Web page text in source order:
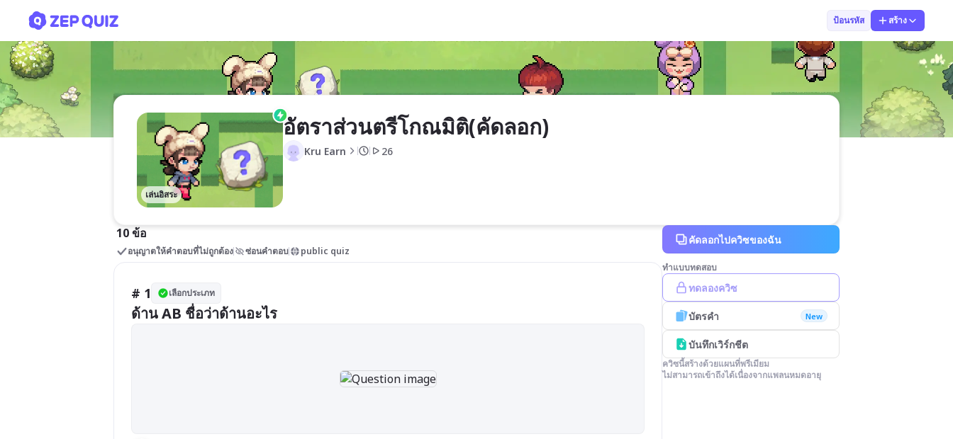
ป้อนรหัส สร้าง
เล่นอิสระ
อัตราส่วนตรีโกณมิติ(คัดลอก)
Kru Earn 26
10 ข้อ
อนุญาตให้คำตอบที่ไม่ถูกต้อง ซ่อนคำตอบ public quiz
# 1 เลือกประเภท
ด้าน AB ชื่อว่าด้านอะไร
คัดลอกไปควิซของฉัน
ทำแบบทดสอบ
ทดลองควิซ
บัตรคำ New
บันทึกเวิร์กชีต
ควิซนี้สร้างด้วยแผนที่พรีเมียม
ไม่สามารถเข้าถึงได้เนื่องจากแพลนหมดอายุ